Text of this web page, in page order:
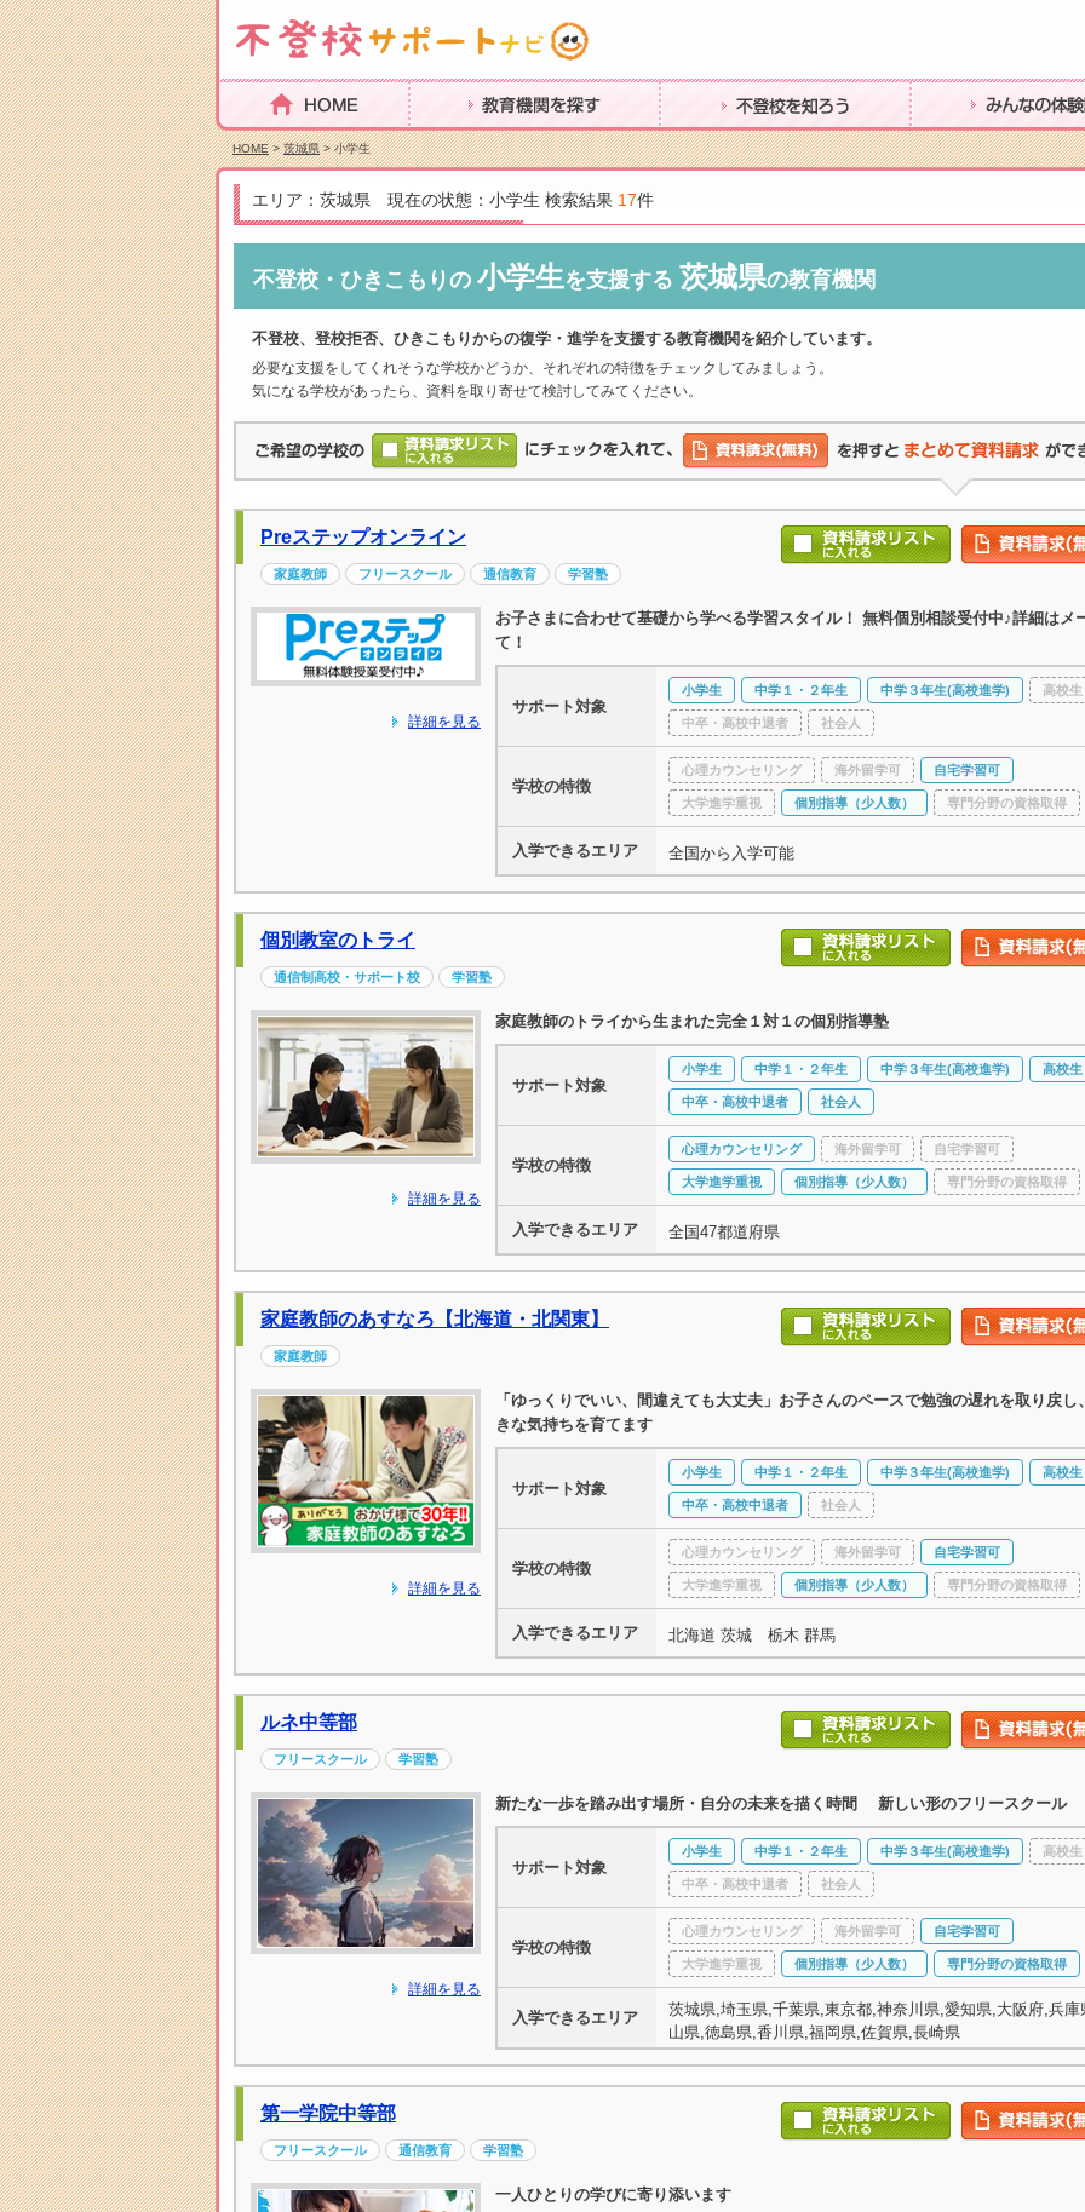
HOME 教育機関を探す 不登校を知ろう みんなの体験談
HOME>茨城県> 小学生
エリア：茨城県 現在の状態：小学生 検索結果 17件
不登校・ひきこもりの 小学生を支援する 茨城県の教育機関
不登校、登校拒否、ひきこもりからの復学・進学を支援する教育機関を紹介しています。
必要な支援をしてくれそうな学校かどうか、それぞれの特徴をチェックしてみましょう。
気になる学校があったら、資料を取り寄せて検討してみてください。
Preステップオンライン
家庭教師 フリースクール 通信教育 学習塾
詳細を見る
お子さまに合わせて基礎から学べる学習スタイル！ 無料個別相談受付中♪詳細はメ
て！
サポート対象
小学生 中学１・２年生 中学３年生(高校進学) 高校生
中卒・高校中退者 社会人
学校の特徴
心理カウンセリング 海外留学可 自宅学習可
大学進学重視 個別指導（少人数） 専門分野の資格取得
入学できるエリア 全国から入学可能
個別教室のトライ
通信制高校・サポート校 学習塾
詳細を見る
家庭教師のトライから生まれた完全１対１の個別指導塾
サポート対象
小学生 中学１・２年生 中学３年生(高校進学) 高校生
中卒・高校中退者 社会人
学校の特徴
心理カウンセリング 海外留学可 自宅学習可
大学進学重視 個別指導（少人数） 専門分野の資格取得
入学できるエリア 全国47都道府県
家庭教師のあすなろ【北海道・北関東】
家庭教師
詳細を見る
「ゆっくりでいい、間違えても大丈夫」お子さんのペースで勉強の遅れを取り戻し
きな気持ちを育てます
サポート対象
小学生 中学１・２年生 中学３年生(高校進学) 高校生
中卒・高校中退者 社会人
学校の特徴
心理カウンセリング 海外留学可 自宅学習可
大学進学重視 個別指導（少人数） 専門分野の資格取得
入学できるエリア 北海道 茨城 栃木 群馬
ルネ中等部
フリースクール 学習塾
詳細を見る
新たな一歩を踏み出す場所・自分の未来を描く時間 新しい形のフリースクール
サポート対象
小学生 中学１・２年生 中学３年生(高校進学) 高校生
中卒・高校中退者 社会人
学校の特徴
心理カウンセリング 海外留学可 自宅学習可
大学進学重視 個別指導（少人数） 専門分野の資格取得
入学できるエリア
茨城県,埼玉県,千葉県,東京都,神奈川県,愛知県,大阪府,兵庫
山県,徳島県,香川県,福岡県,佐賀県,長崎県
第一学院中等部
フリースクール 通信教育 学習塾
一人ひとりの学びに寄り添います